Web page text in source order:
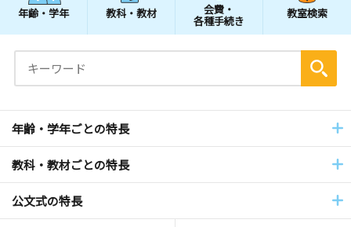
年齢・学年 教科・教材 会費・
各種手続き
教室検索
年齢・学年ごとの特長
教科・教材ごとの特長
公文式の特長